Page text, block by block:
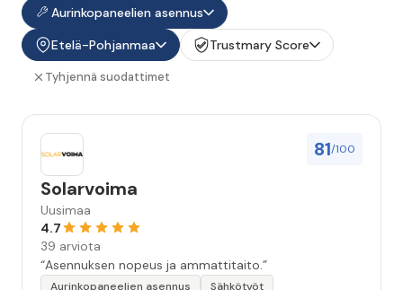
Aurinkopaneelien asennus
Etelä-Pohjanmaa
Trustmary Score
Tyhjennä suodattimet
81/100
Solarvoima
Uusimaa
4.7
39 arviota
“Asennuksen nopeus ja ammattitaito.”
Aurinkopaneelien asennus
Sähkötyöt